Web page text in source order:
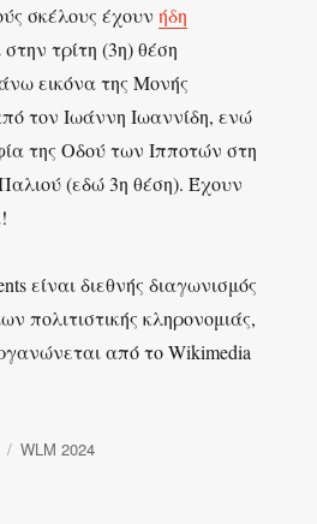
σκέλους έχουνήδη
στην τρίτη (3η) θέση
εικόνα της Μονής
τον Ιωάννη Ιωαννίδη, ενώ
της Οδού των Ιπποτών στη
(εδώ 3η θέση). Έχουν
είναι διεθνής διαγωνισμός
πολιτιστικής κληρονομιάς,
από το Wikimedia
Κατηγορίες
WLM 2024